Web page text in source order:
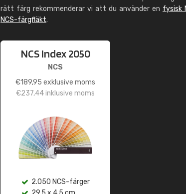
rätt färg rekommenderar vi att du använder en fysisk
NCS-färgfläkt.
NCS Index 2050
NCS
€189,95 exklusive moms
€237,44inklusive moms
2.050 NCS-färger